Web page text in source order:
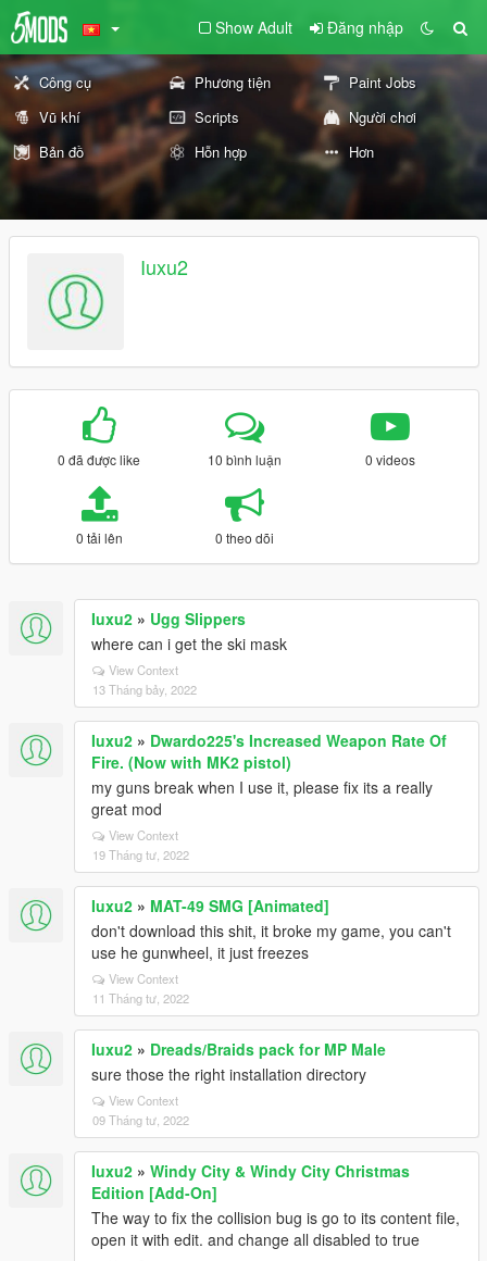
Show Adult Đăng nhập
Công cụ Phương tiện
Paint Jobs
Vũ khí
Scripts
Người chơi
Bản đồ
Hỗn hợp Hơn
Iuxu2
0 đã được like 10 bình luận 0 videos
0 tải lên 0 theo dõi
Iuxu2 » Ugg Slippers
where can i get the ski mask
View Context
13 Tháng bảy, 2022
Iuxu2 » Dwardo225's Increased Weapon Rate Of
Fire. (Now with MK2 pistol)
my guns break when I use it, please fix its a really
great mod
View Context
19 Tháng tư, 2022
Iuxu2 » MAT-49 SMG [Animated]
don't download this shit, it broke my game, you can't
use he gunwheel, it just freezes
View Context
11 Tháng tư, 2022
Iuxu2 » Dreads/Braids pack for MP Male
sure those the right installation directory
View Context
09 Tháng tư, 2022
Iuxu2 » Windy City & Windy City Christmas
Edition [Add-On]
The way to fix the collision bug is go to its content file,
open it with edit. and change all disabled to true